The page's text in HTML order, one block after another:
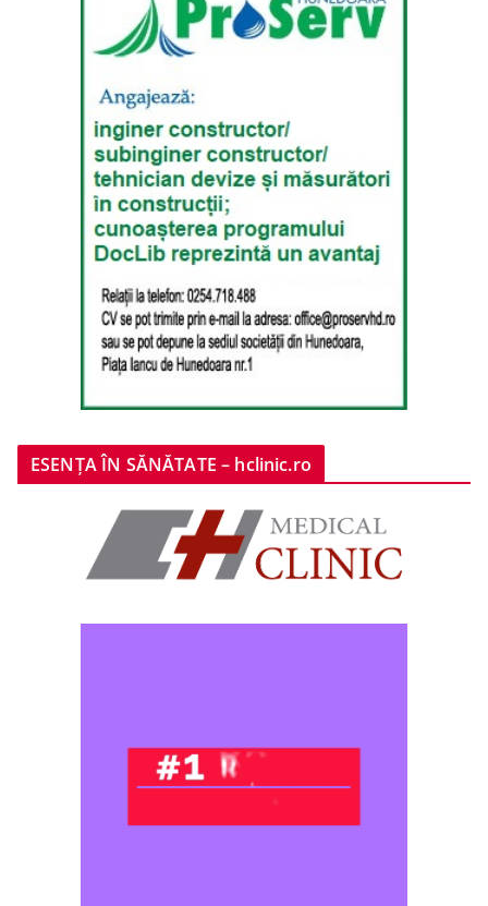
ESENȚA ÎN SĂNĂTATE – hclinic.ro